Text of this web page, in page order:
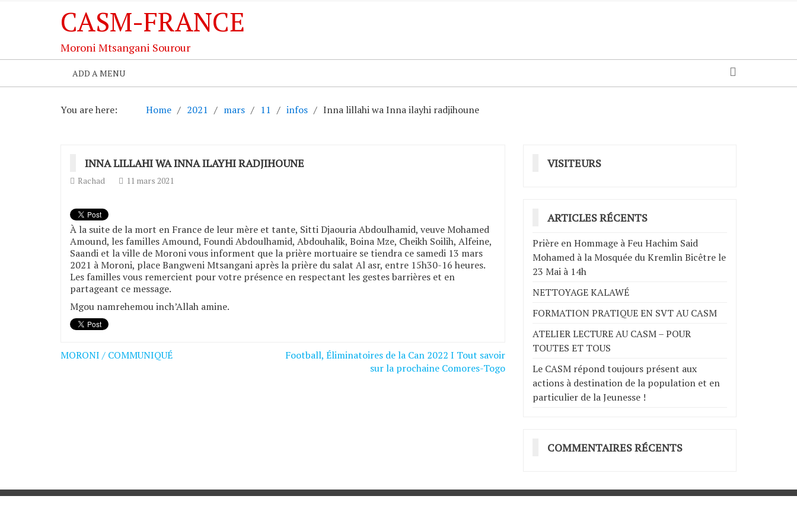
CASM-FRANCE
Moroni Mtsangani Sourour
ADD A MENU
You are here: Home 2021 mars 11 infos Inna lillahi wa Inna ilayhi radjihoune
INNA LILLAHI WA INNA ILAYHI RADJIHOUNE
Rachad 11 mars 2021
À la suite de la mort en France de leur mère et tante, Sitti Djaouria Abdoulhamid, veuve Mohamed
Amound, les familles Amound, Foundi Abdoulhamid, Abdouhalik, Boina Mze, Cheikh Soilih, Alfeine,
Saandi et la ville de Moroni vous informent que la prière mortuaire se tiendra ce samedi 13 mars
2021 à Moroni, place Bangweni Mtsangani après la prière du salat Al asr, entre 15h30-16 heures.
Les familles vous remercient pour votre présence en respectant les gestes barrières et en
partageant ce message.
Mgou namrehemou inch’Allah amine.
Navigation
MORONI / COMMUNIQUÉ
Football, Éliminatoires de la Can 2022 I Tout savoir
sur la prochaine Comores-Togo
VISITEURS
ARTICLES RÉCENTS
Prière en Hommage à Feu Hachim Said
Mohamed à la Mosquée du Kremlin Bicêtre le
23 Mai à 14h
NETTOYAGE KALAWÉ
FORMATION PRATIQUE EN SVT AU CASM
ATELIER LECTURE AU CASM – POUR
TOUTES ET TOUS
Le CASM répond toujours présent aux
actions à destination de la population et en
particulier de la Jeunesse !
COMMENTAIRES RÉCENTS